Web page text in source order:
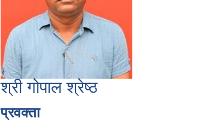
श्री गोपाल श्रेष्ठ
प्रवक्ता